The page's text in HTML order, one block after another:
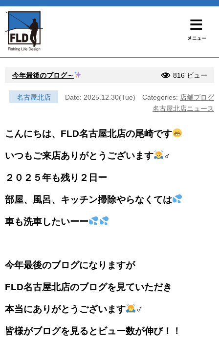
今年最後のブログ～ 816 ビュー
名古屋北店 Date: 2025.12.30(Tue) Categories: 店舗ブログ
名古屋北店ニュース
こんにちは、FLD名古屋北店の尾崎です
いつもご来店ありがとうございます ‍♂️
２０２５年も残り２日ー
部屋、風呂、キッチン掃除やらなくては
車も洗車したいーー
今年最後のブログになりますが
FLD名古屋北店のブログを見ていただき
本当にありがとうございます ‍♂️
皆様がブログを見るとビュー数が伸び！！